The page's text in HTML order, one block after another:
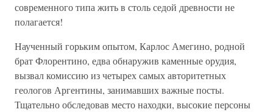
современного типа жить в столь седой древности не
полагается!
Наученный горьким опытом, Карлос Амегино, родной
брат Флорентино, едва обнаружив каменные орудия,
вызвал комиссию из четырех самых авторитетных
геологов Аргентины, занимавших важные посты.
Тщательно обследовав место находки, высокие персоны